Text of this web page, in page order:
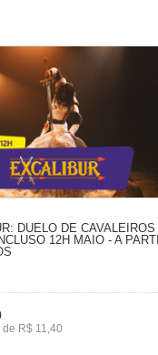
DUELO DE CAVALEIROS
12H MAIO - A
de R$ 11,40